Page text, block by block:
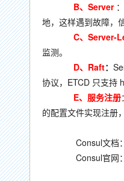
B、Server
地，这样遇到故障，
C、Server-
监测。
D、Raft：
协议，ETCD 只支持
E、服务注册
的配置文件实现注册
Consul文档：
Consul官网：